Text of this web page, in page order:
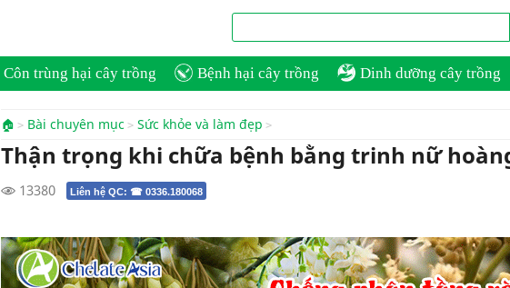
Côn trùng hại cây trồng Bệnh hại cây trồng Dinh dưỡng cây trồng
🏠 Bài chuyên mục Sức khỏe và làm đẹp
Thận trọng khi chữa bệnh bằng trinh nữ
13380 Liên hệ QC: ☎ 0336.180068